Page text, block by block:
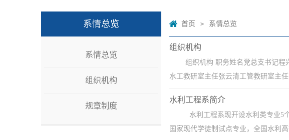
系情总览
系情总览
组织机构
规章制度
首页 > 系情总览
组织机构
组织机构​​ 职务姓名党总支书记
水工教研室主任张云清工管教研室主
水利工程系简介
水利工程系现开设水利类专业5
国家现代学徒制试点专业，全国水利